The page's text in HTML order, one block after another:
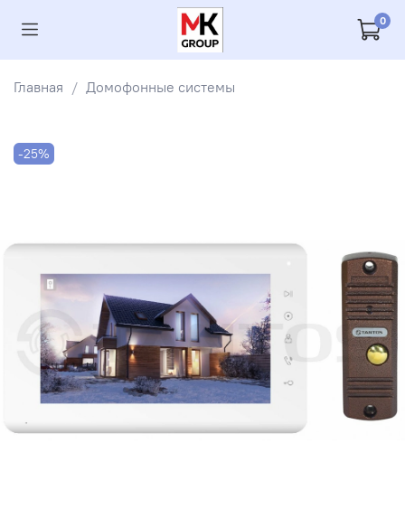
0
Главная Домофонные системы
-25%